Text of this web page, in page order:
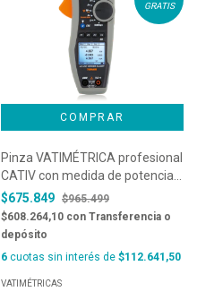
GRATIS
Pinza VATIMÉTRICA profesional
CATIV con medida de potencia /
armónicos con WiFi y lectura de
1500VCC especial paneles
fotovoltaicos - HT9023 TRMS
$675.849 $965.499
$608.264,10 con Transferencia o
depósito
6 cuotas sin interés de $112.641,50
VATIMÉTRICAS